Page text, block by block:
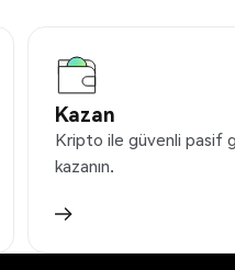
Kazan
Kripto ile güvenli pasif
kazanın.